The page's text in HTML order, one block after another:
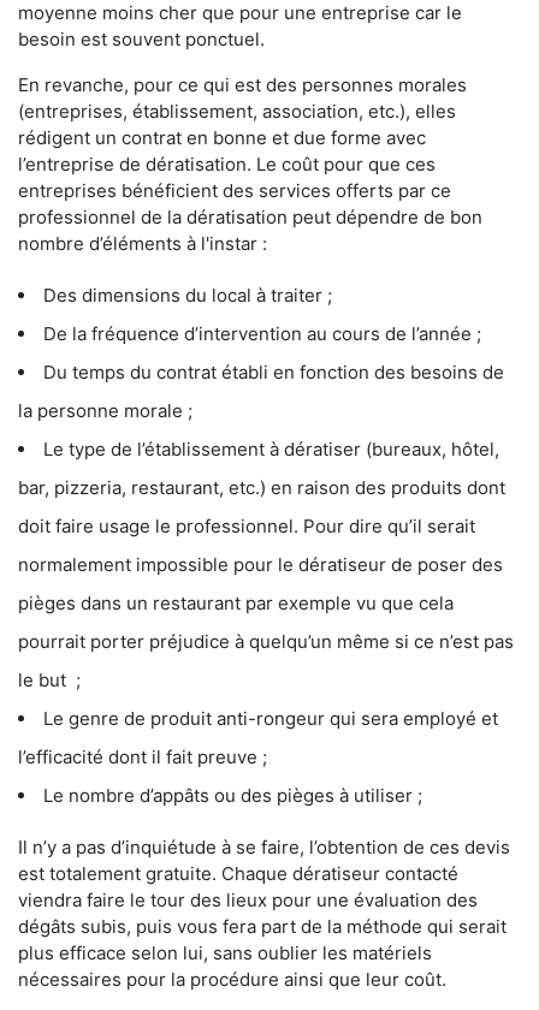
moyenne moins cher que pour une entreprise car le
besoin est souvent ponctuel.
En revanche, pour ce qui est des personnes morales
(entreprises, établissement, association, etc.), elles
rédigent un contrat en bonne et due forme avec
l’entreprise de dératisation. Le coût pour que ces
entreprises bénéficient des services offerts par ce
professionnel de la dératisation peut dépendre de bon
nombre d’éléments à l'instar :
Des dimensions du local à traiter ;
De la fréquence d’intervention au cours de l’année ;
Du temps du contrat établi en fonction des besoins de
la personne morale ;
Le type de l’établissement à dératiser (bureaux, hôtel,
bar, pizzeria, restaurant, etc.) en raison des produits dont
doit faire usage le professionnel. Pour dire qu’il serait
normalement impossible pour le dératiseur de poser des
pièges dans un restaurant par exemple vu que cela
pourrait porter préjudice à quelqu’un même si ce n’est pas
le but ;
Le genre de produit anti-rongeur qui sera employé et
l’efficacité dont il fait preuve ;
Le nombre d’appâts ou des pièges à utiliser ;
Il n’y a pas d’inquiétude à se faire, l’obtention de ces devis
est totalement gratuite. Chaque dératiseur contacté
viendra faire le tour des lieux pour une évaluation des
dégâts subis, puis vous fera part de la méthode qui serait
plus efficace selon lui, sans oublier les matériels
nécessaires pour la procédure ainsi que leur coût.